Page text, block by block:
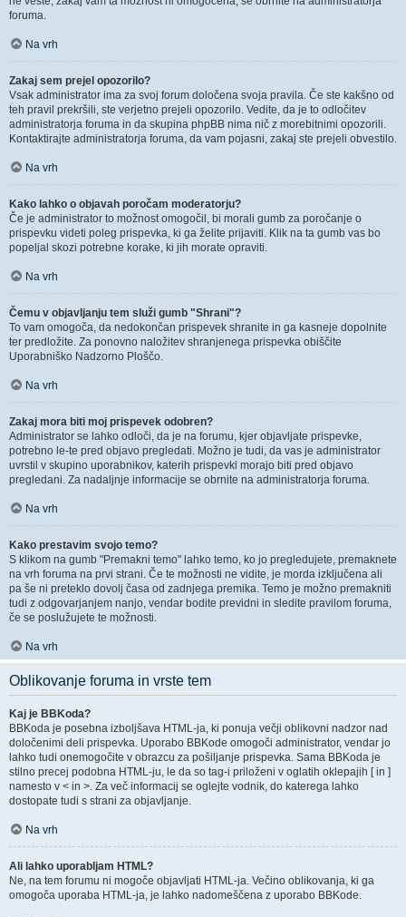
foruma.
Na vrh
Zakaj sem prejel opozorilo?
Vsak administrator ima za svoj forum določena svoja pravila. Če ste kakšno od
teh pravil prekršili, ste verjetno prejeli opozorilo. Vedite, da je to odločitev
administratorja foruma in da skupina phpBB nima nič z morebitnimi opozorili.
Kontaktirajte administratorja foruma, da vam pojasni, zakaj ste prejeli obvestilo.
Na vrh
Kako lahko o objavah poročam moderatorju?
Če je administrator to možnost omogočil, bi morali gumb za poročanje o
prispevku videti poleg prispevka, ki ga želite prijaviti. Klik na ta gumb vas bo
popeljal skozi potrebne korake, ki jih morate opraviti.
Na vrh
Čemu v objavljanju tem služi gumb "Shrani"?
To vam omogoča, da nedokončan prispevek shranite in ga kasneje dopolnite
ter predložite. Za ponovno naložitev shranjenega prispevka obiščite
Uporabniško Nadzorno Ploščo.
Na vrh
Zakaj mora biti moj prispevek odobren?
Administrator se lahko odloči, da je na forumu, kjer objavljate prispevke,
potrebno le-te pred objavo pregledati. Možno je tudi, da vas je administrator
uvrstil v skupino uporabnikov, katerih prispevki morajo biti pred objavo
pregledani. Za nadaljnje informacije se obrnite na administratorja foruma.
Na vrh
Kako prestavim svojo temo?
S klikom na gumb "Premakni temo" lahko temo, ko jo pregledujete, premaknete
na vrh foruma na prvi strani. Če te možnosti ne vidite, je morda izključena ali
pa še ni preteklo dovolj časa od zadnjega premika. Temo je možno premakniti
tudi z odgovarjanjem nanjo, vendar bodite previdni in sledite pravilom foruma,
če se poslužujete te možnosti.
Na vrh
Oblikovanje foruma in vrste tem
Kaj je BBKoda?
BBKoda je posebna izboljšava HTML-ja, ki ponuja večji oblikovni nadzor nad
določenimi deli prispevka. Uporabo BBKode omogoči administrator, vendar jo
lahko tudi onemogočite v obrazcu za pošiljanje prispevka. Sama BBKoda je
stilno precej podobna HTML-ju, le da so tag-i priloženi v oglatih oklepajih [ in ]
namesto v < in >. Za več informacij se oglejte vodnik, do katerega lahko
dostopate tudi s strani za objavljanje.
Na vrh
Ali lahko uporabljam HTML?
Ne, na tem forumu ni mogoče objavljati HTML-ja. Večino oblikovanja, ki ga
omogoča uporaba HTML-ja, je lahko nadomeščena z uporabo BBKode.